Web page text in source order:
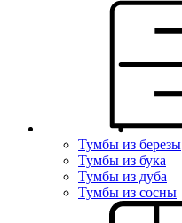
Тумбы из березы
Тумбы из бука
Тумбы из дуба
Тумбы из сосны